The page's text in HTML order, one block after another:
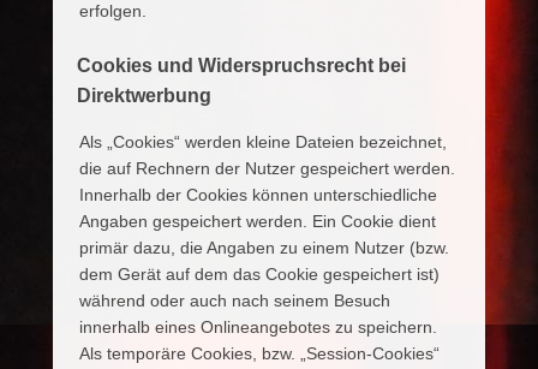
erfolgen.
Cookies und Widerspruchsrecht bei
Direktwerbung
Als „Cookies“ werden kleine Dateien bezeichnet,
die auf Rechnern der Nutzer gespeichert werden.
Innerhalb der Cookies können unterschiedliche
Angaben gespeichert werden. Ein Cookie dient
primär dazu, die Angaben zu einem Nutzer (bzw.
dem Gerät auf dem das Cookie gespeichert ist)
während oder auch nach seinem Besuch
innerhalb eines Onlineangebotes zu speichern.
Als temporäre Cookies, bzw. „Session-Cookies“